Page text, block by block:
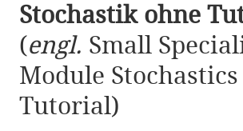
Stochastik ohne
(engl. Small
Module
Tutorial)